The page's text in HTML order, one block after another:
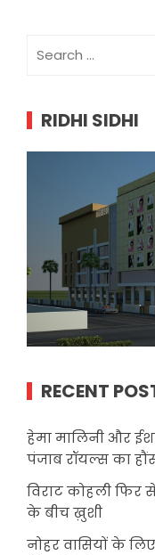
for:
RIDHI SIDHI
RECENT
हेमा मालिनी और
पंजाब रॉयल्स का
विराट कोहली फिर
के बीच ख़ुशी
नोहर वासियों के